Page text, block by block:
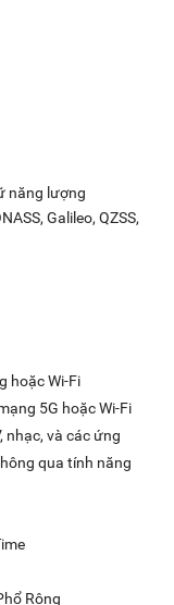
năng lượng
Galileo, QZSS,
hoặc Wi‑Fi
5G hoặc Wi-Fi
nhạc, và các ứng
qua tính năng
Rộng